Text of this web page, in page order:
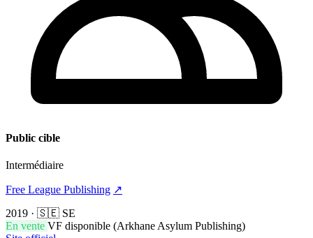
Public cible
Intermédiaire
Free League Publishing ↗
2019 · 🇸🇪 SE
En vente VF disponible (Arkhane Asylum Publishing)